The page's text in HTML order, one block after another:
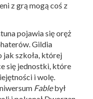
z grą mogą coś z
pojawia się oręż
Gildia
jak szkoła, której
się jednostki, które
i wolę.
Fablebył